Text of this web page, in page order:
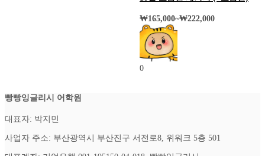
₩165,000~₩222,000
0
빵빵잉글리시 어학원
대표자: 박지민
사업자 주소: 부산광역시 부산진구 서전로8, 위워크 5층 501